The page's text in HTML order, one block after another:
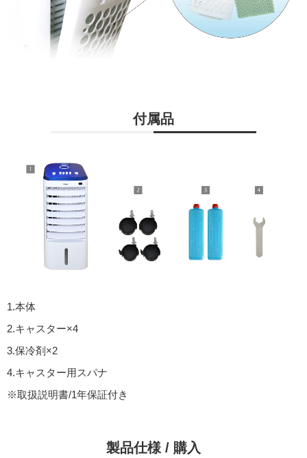
付属品
1.本体
2.キャスター×4
3.保冷剤×2
4.キャスター用スパナ
※取扱説明書/1年保証付き
製品仕様 / 購入